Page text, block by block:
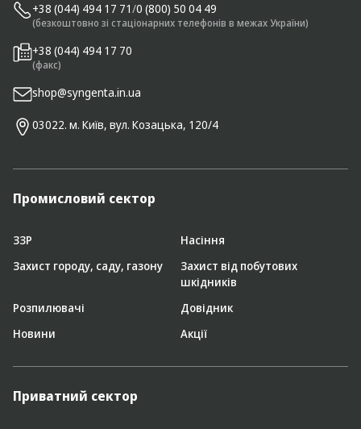
+38 (044) 494 17 71/0 (800) 50 04 49
(безкоштовно зі стаціонарних телефонів в межах України)
+38 (044) 494 17 70
(факс)
shop@syngenta.in.ua
03022. м. Київ, вул. Козацька, 120/4
Промисловий сектор
ЗЗР
Насіння
Захист городу, саду, газону
Захист від побутових
шкідників
Розпилювачі
Довідник
Новини
Акції
Приватний сектор